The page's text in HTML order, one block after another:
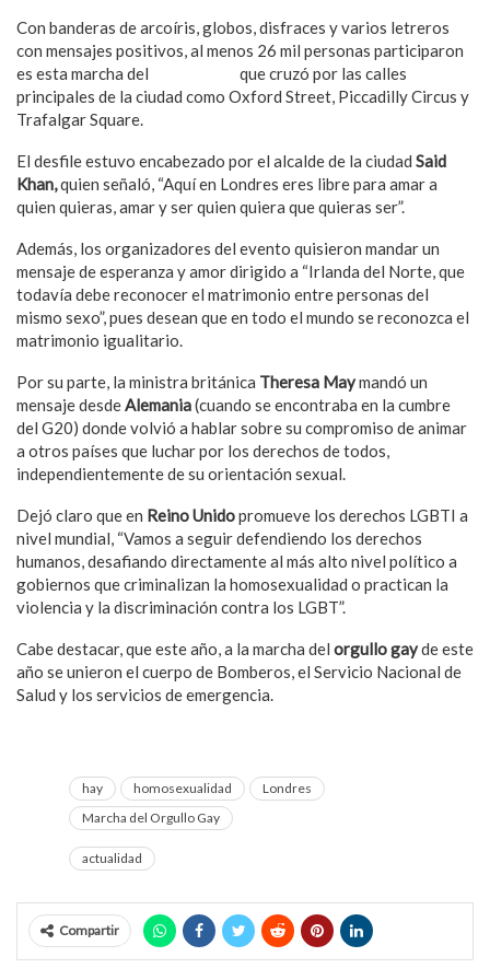
Con banderas de arcoíris, globos, disfraces y varios letreros
con mensajes positivos, al menos 26 mil personas participaron
es esta marcha del
que cruzó por las calles
principales de la ciudad como Oxford Street, Piccadilly Circus y
Trafalgar Square.
El desfile estuvo encabezado por el alcalde de la ciudad Said
Khan,quien señaló, “Aquí en Londres eres libre para amar a
quien quieras, amar y ser quien quiera que quieras ser”.
Además, los organizadores del evento quisieron mandar un
mensaje de esperanza y amor dirigido a “Irlanda del Norte, que
todavía debe reconocer el matrimonio entre personas del
mismo sexo”, pues desean que en todo el mundo se reconozca el
matrimonio igualitario.
Por su parte, la ministra británica Theresa Maymandó un
mensaje desdeAlemania(cuando se encontraba en la cumbre
del G20) donde volvió a hablar sobre su compromiso de animar
a otros países que luchar por los derechos de todos,
independientemente de su orientación sexual.
Dejó claro que en Reino Unidopromueve los derechos LGBTI a
nivel mundial, “Vamos a seguir defendiendo los derechos
humanos, desafiando directamente al más alto nivel político a
gobiernos que criminalizan la homosexualidad o practican la
violencia y la discriminación contra los LGBT”.
Cabe destacar, que este año, a la marcha del orgullo gayde este
año se unieron el cuerpo de Bomberos, el Servicio Nacional de
Salud y los servicios de emergencia.
hay homosexualidad
Londres
Marcha del Orgullo Gay
actualidad
Compartir